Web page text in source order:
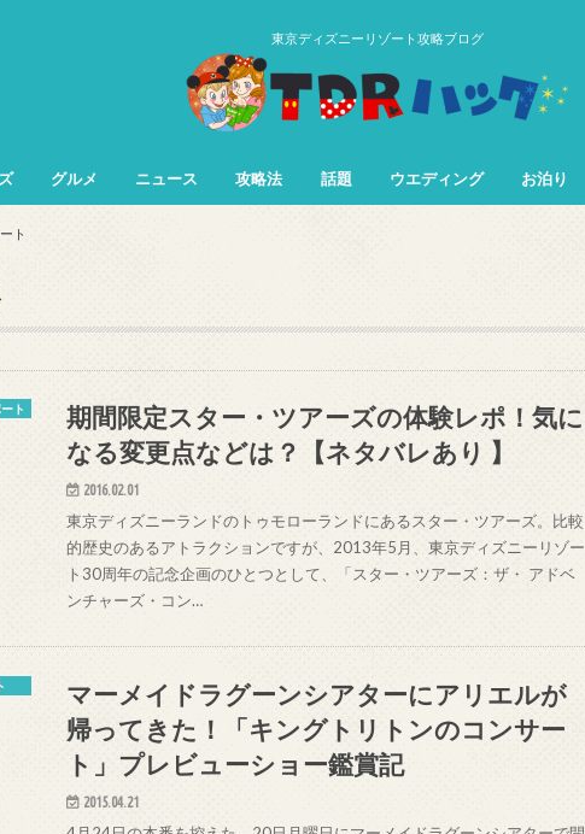
東京ディズニーリゾート攻略ブログ
グルメ ニュース 攻略法 話題 ウエディング お泊り
ト
ト
期間限定スター・ツアーズの体験レポ！気に
なる変更点などは？【ネタバレあり 】
2016.02.01
東京ディズニーランドのトゥモローランドにあるスター・ツアーズ。比較
的歴史のあるアトラクションですが、2013年5月、東京ディズニーリゾー
ト30周年の記念企画のひとつとして、「スター・ツアーズ：ザ・ アドベ
ンチャーズ・コン…
マーメイドラグーンシアターにアリエルが
帰ってきた！「キングトリトンのコンサー
ト」プレビューショー鑑賞記
2015.04.21